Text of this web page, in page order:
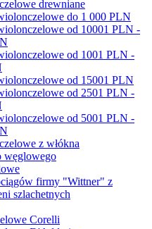
drewniane
do 1 000 PLN
od 10001 PLN -
od 1001 PLN -
od 15001 PLN
od 2501 PLN -
od 5001 PLN -
z włókna
węglowego
firmy "Wittner" z
szlachetnych
Corelli